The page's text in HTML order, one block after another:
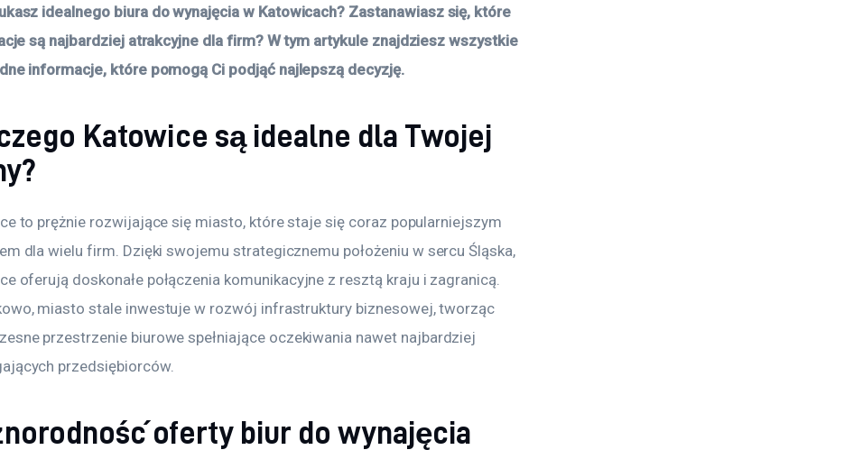
idealnego biura do wynajęcia w Katowicach? Zastanawiasz się, które
są najbardziej atrakcyjne dla firm? W tym artykule znajdziesz wszystkie
informacje, które pomogą Ci podjąć najlepszą decyzję.
Katowice są idealne dla Twojej
to prężnie rozwijające się miasto, które staje się coraz popularniejszym
dla wielu firm. Dzięki swojemu strategicznemu położeniu w sercu Śląska,
oferują doskonałe połączenia komunikacyjne z resztą kraju i zagranicą.
miasto stale inwestuje w rozwój infrastruktury biznesowej, tworząc
przestrzenie biurowe spełniające oczekiwania nawet najbardziej
przedsiębiorców.
oferty biur do wynajęcia